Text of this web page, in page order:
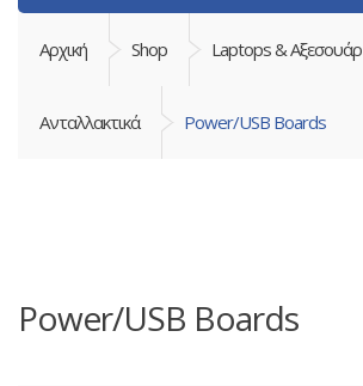
Αρχική Shop Laptops & Αξεσουάρ
Ανταλλακτικά Power/USB Boards
Power/USB Boards